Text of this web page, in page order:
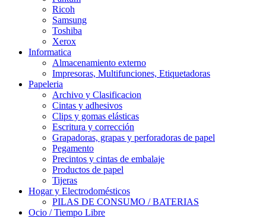
Ricoh
Samsung
Toshiba
Xerox
Informatica
Almacenamiento externo
Impresoras, Multifunciones, Etiquetadoras
Papeleria
Archivo y Clasificacion
Cintas y adhesivos
Clips y gomas elásticas
Escritura y corrección
Grapadoras, grapas y perforadoras de papel
Pegamento
Precintos y cintas de embalaje
Productos de papel
Tijeras
Hogar y Electrodomésticos
PILAS DE CONSUMO / BATERIAS
Ocio / Tiempo Libre